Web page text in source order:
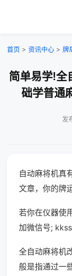
首页 > 资讯中心 > 牌
简单易学!全
础学普通
发
自动麻将机真
文章，你的牌
若你在仪器使
加微信号;
全自动麻将机
般是指通过一